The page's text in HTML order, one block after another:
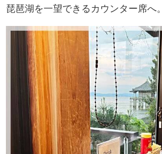
琵琶湖を一望できるカウンター席へ。